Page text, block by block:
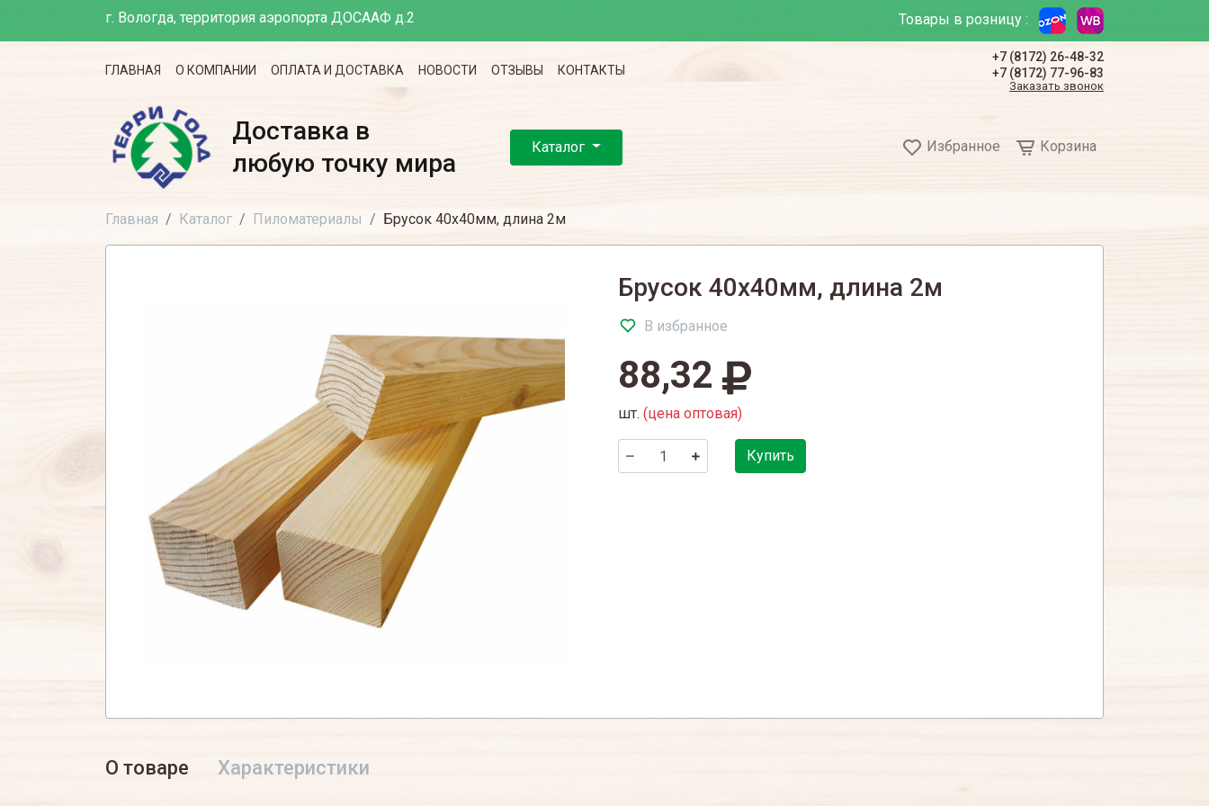
г. Вологда, территория аэропорта ДОСААФ д.2 Товары в розницу :
ГЛАВНАЯ О КОМПАНИИ ОПЛАТА И ДОСТАВКА НОВОСТИ ОТЗЫВЫ КОНТАКТЫ
+7 (8172) 26-48-32
+7 (8172) 77-96-83
Заказать звонок
Доставка в
любую точку мира
Избранное Корзина
Каталог
Главная Каталог Пиломатериалы Брусок 40х40мм, длина 2м
Брусок 40х40мм, длина 2м
В избранное
88,32
шт. (цена оптовая)
Купить
О товаре Характеристики